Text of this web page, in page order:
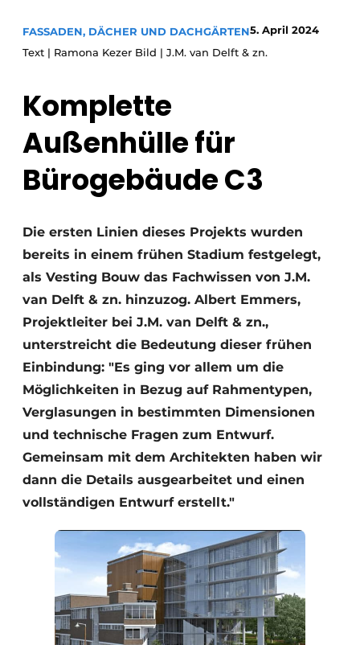
Datenschutz / Cookie-Erklärung
Ein Stellenangebot registrieren
Freie Stellen
Videos
Modularer Aufbau
FASSADEN, DÄCHER UND DACHGÄRTEN5. April 2024
Text | Ramona Kezer Bild | J.M. van Delft & zn.
Komplette
Außenhülle für
Bürogebäude C3
Die ersten Linien dieses Projekts wurden
bereits in einem frühen Stadium festgelegt,
als Vesting Bouw das Fachwissen von J.M.
van Delft & zn. hinzuzog. Albert Emmers,
Projektleiter bei J.M. van Delft & zn.,
unterstreicht die Bedeutung dieser frühen
Einbindung: "Es ging vor allem um die
Möglichkeiten in Bezug auf Rahmentypen,
Verglasungen in bestimmten Dimensionen
und technische Fragen zum Entwurf.
Gemeinsam mit dem Architekten haben wir
dann die Details ausgearbeitet und einen
vollständigen Entwurf erstellt."